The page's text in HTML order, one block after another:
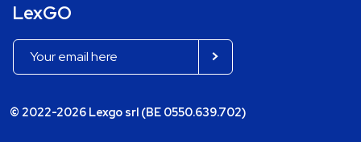
LexGO
© 2022-2026 Lexgo srl (BE 0550.639.702)